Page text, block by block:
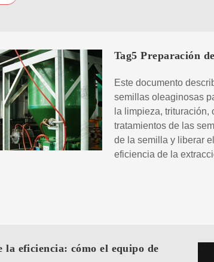
Tag5 Preparación
Este documento
semillas oleaginosas
la limpieza,
tratamientos de las
de la semilla y liberar
eficiencia de la
la eficiencia: cómo el equipo de